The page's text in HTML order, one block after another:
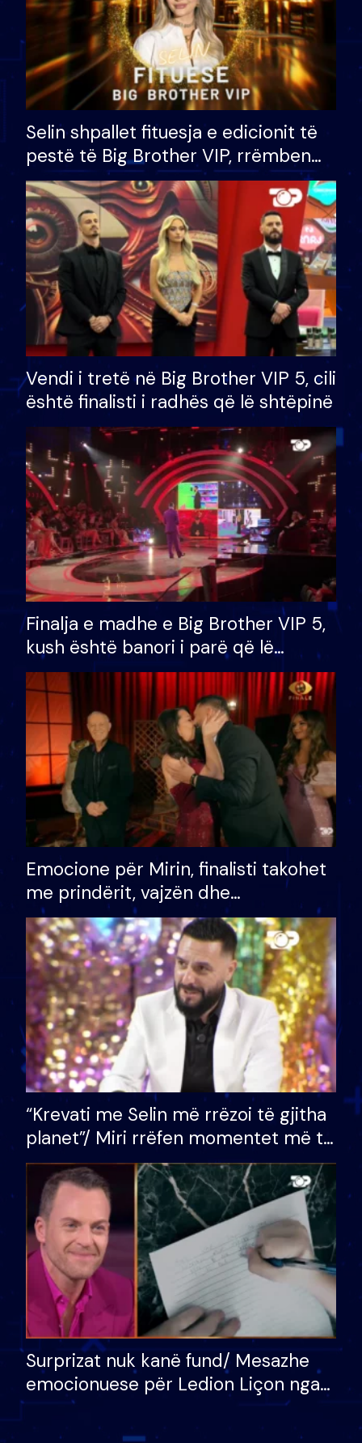
Selin shpallet fituesja e edicionit të
pestë të Big Brother VIP, rrëmben
çmimin e madh prej 100 mijë eurosh
Vendi i tretë në Big Brother VIP 5, cili
është finalisti i radhës që lë shtëpinë
Finalja e madhe e Big Brother VIP 5,
kush është banori i parë që lë
shtëpinë dhe humb mundësinë për
të fituar çmimin e madh
Emocione për Mirin, finalisti takohet
me prindërit, vajzën dhe
bashkëshorten: S’kemi ndonjë letër
divorci apo jo?
“Krevati me Selin më rrëzoi të gjitha
planet”/ Miri rrëfen momentet më të
bukura në shtëpinë e BB VIP: Do më
mungojë zilja e mëngjesit kur…
Surprizat nuk kanë fund/ Mesazhe
emocionuese për Ledion Liçon nga
nëna dhe fëmijët e tij, moderatori
nuk i mban dot lotët: Nuk meritoj…